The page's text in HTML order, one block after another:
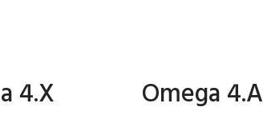
4.X Omega 4.A